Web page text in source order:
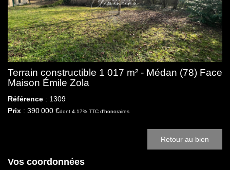
Terrain constructible 1 017 m² - Médan (78) Face
Maison Émile Zola
Référence : 1309
Prix : 390 000 €dont 4.17% TTC d'honoraires
Retour au bien
Vos coordonnées